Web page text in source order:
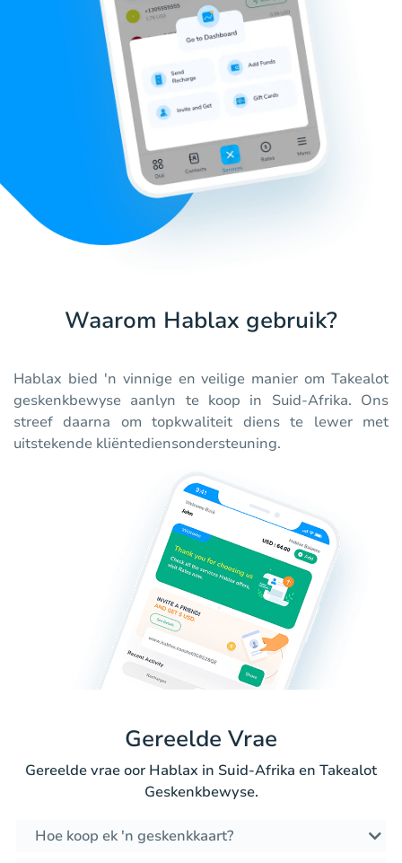
Waarom Hablax gebruik?
Hablax bied 'n vinnige en veilige manier om Takealot
geskenkbewyse aanlyn te koop in Suid-Afrika. Ons
streef daarna om topkwaliteit diens te lewer met
uitstekende kliëntediensondersteuning.
Gereelde Vrae
Gereelde vrae oor Hablax in Suid-Afrika en Takealot
Geskenkbewyse.
Hoe koop ek 'n geskenkkaart?